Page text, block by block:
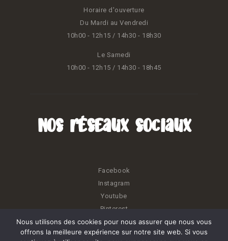
Horaire d'ouverture
Du Mardi au Vendredi
10h00 - 12h15 / 14h30 - 18h30
Le Samedi
10h00 - 12h15 / 14h30 - 18h45
Nos réseaux sociaux
Facebook
Instagram
Youtube
Pinterest
Nous utilisons des cookies pour nous assurer que nous vous
offrons la meilleure expérience sur notre site web. Si vous